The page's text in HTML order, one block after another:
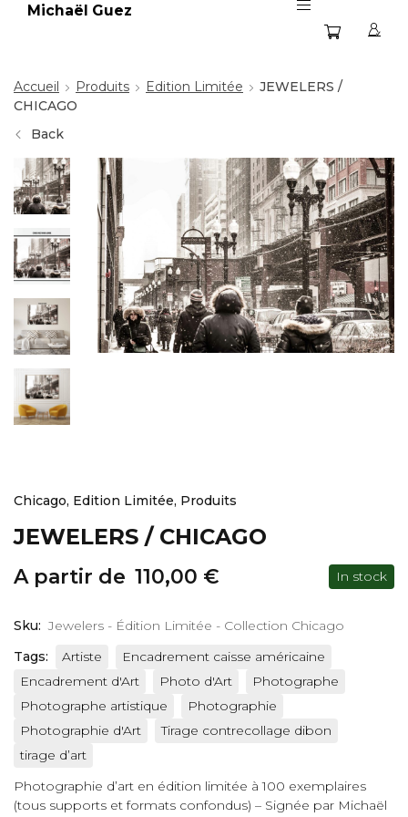
Michaël Guez
Accueil Produits Edition Limitée
JEWELERS /
CHICAGO
Back
Chicago, Edition Limitée, Produits
JEWELERS / CHICAGO
A partir de 110,00 € In stock
Sku: Jewelers - Édition Limitée - Collection Chicago
Tags:
Artiste
Encadrement caisse américaine
Encadrement d'Art
Photo d'Art
Photographe
Photographe artistique
Photographie
Photographie d'Art
Tirage contrecollage dibon
tirage d’art
Photographie d’art en édition limitée à 100 exemplaires
(tous supports et formats confondus) – Signée par Michaël